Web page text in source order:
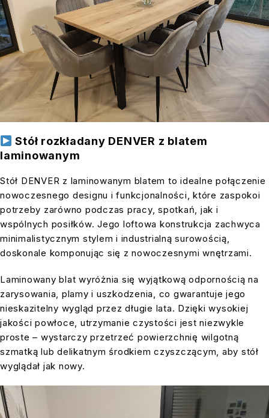
Stół rozkładany DENVER z blatem
laminowanym
Stół DENVER z laminowanym blatem to idealne połączenie
nowoczesnego designu i funkcjonalności, które zaspokoi
potrzeby zarówno podczas pracy, spotkań, jak i
wspólnych posiłków. Jego loftowa konstrukcja zachwyca
minimalistycznym stylem i industrialną surowością,
doskonale komponując się z nowoczesnymi wnętrzami.
Laminowany blat wyróżnia się wyjątkową odpornością na
zarysowania, plamy i uszkodzenia, co gwarantuje jego
nieskazitelny wygląd przez długie lata. Dzięki wysokiej
jakości powłoce, utrzymanie czystości jest niezwykle
proste – wystarczy przetrzeć powierzchnię wilgotną
szmatką lub delikatnym środkiem czyszczącym, aby stół
wyglądał jak nowy.